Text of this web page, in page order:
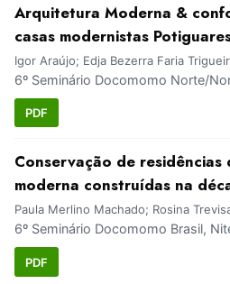
Arquitetura Moderna &
casas modernistas
Igor Araújo; Edja Bezerra Faria
6º Seminário Docomomo Norte/
PDF
Conservação de residências
moderna construídas na
Paula Merlino Machado; Rosina
6º Seminário Docomomo Brasil,
PDF